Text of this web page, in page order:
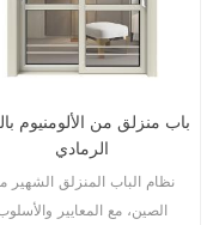
باب منزلق من الألومنيوم
الرمادي
نظام الباب المنزلق الشهير
الصين، مع المعايير